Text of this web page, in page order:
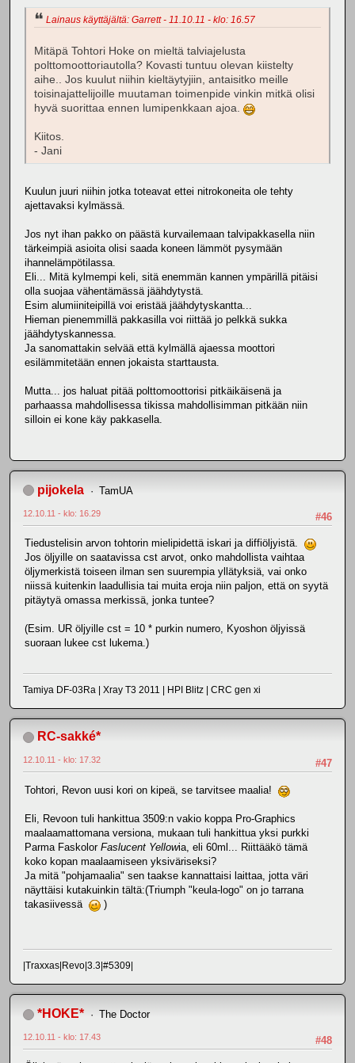
Lainaus käyttäjältä: Garrett - 11.10.11 - klo: 16.57
Mitäpä Tohtori Hoke on mieltä talviajelusta
polttomoottoriautolla? Kovasti tuntuu olevan kiistelty
aihe.. Jos kuulut niihin kieltäytyjiin, antaisitko meille
toisinajattelijoille muutaman toimenpide vinkin mitkä olisi
hyvä suorittaa ennen lumipenkkaan ajoa.
Kiitos.
- Jani
Kuulun juuri niihin jotka toteavat ettei nitrokoneita ole tehty
ajettavaksi kylmässä.
Jos nyt ihan pakko on päästä kurvailemaan talvipakkasella niin
tärkeimpiä asioita olisi saada koneen lämmöt pysymään
ihannelämpötilassa.
Eli... Mitä kylmempi keli, sitä enemmän kannen ympärillä pitäisi
olla suojaa vähentämässä jäähdytystä.
Esim alumiiniteipillä voi eristää jäähdytyskantta...
Hieman pienemmillä pakkasilla voi riittää jo pelkkä sukka
jäähdytyskannessa.
Ja sanomattakin selvää että kylmällä ajaessa moottori
esilämmitetään ennen jokaista starttausta.
Mutta... jos haluat pitää polttomoottorisi pitkäikäisenä ja
parhaassa mahdollisessa tikissa mahdollisimman pitkään niin
silloin ei kone käy pakkasella.
pijokela TamUA
#46
12.10.11 - klo: 16.29
Tiedustelisin arvon tohtorin mielipidettä iskari ja diffiöljyistä.
Jos öljyille on saatavissa cst arvot, onko mahdollista vaihtaa
öljymerkistä toiseen ilman sen suurempia yllätyksiä, vai onko
niissä kuitenkin laadullisia tai muita eroja niin paljon, että on syytä
pitäytyä omassa merkissä, jonka tuntee?
(Esim. UR öljyille cst = 10 * purkin numero, Kyoshon öljyissä
suoraan lukee cst lukema.)
Tamiya DF-03Ra | Xray T3 2011 | HPI Blitz | CRC gen xi
RC-sakké*
#47
12.10.11 - klo: 17.32
Tohtori, Revon uusi kori on kipeä, se tarvitsee maalia!
Eli, Revoon tuli hankittua 3509:n vakio koppa Pro-Graphics
maalaamattomana versiona, mukaan tuli hankittua yksi purkki
Parma Faskolor Faslucent Yellowia, eli 60ml... Riittääkö tämä
koko kopan maalaamiseen yksiväriseksi?
Ja mitä "pohjamaalia" sen taakse kannattaisi laittaa, jotta väri
näyttäisi kutakuinkin tältä:(Triumph "keula-logo" on jo tarrana
takasiivessä
)
|Traxxas|Revo|3.3|#5309|
*HOKE* The Doctor
#48
12.10.11 - klo: 17.43